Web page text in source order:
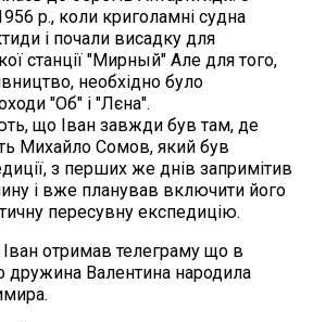
р., коли криголамні судна
і почали висадку для
станції "Мирный" Але для того,
необхідно було
"Об" і "Лєна".
що Іван завжди був там, де
Михайло Сомов, який був
з перших же днів запримітив
і вже планував включити його
пересувну експедицію.
Іван отримав телеграму що в
дружина Валентина народила